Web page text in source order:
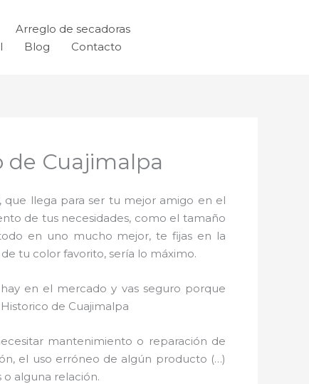
Arreglo de secadoras
Blog Contacto
de Cuajimalpa
que llega para ser tu mejor amigo en el
de tus necesidades, como el tamaño
en uno mucho mejor, te fijas en la
tu color favorito, sería lo máximo.
en el mercado y vas seguro porque
de Cuajimalpa
mantenimiento o reparación de
el uso erróneo de algún producto (…)
alguna relación.